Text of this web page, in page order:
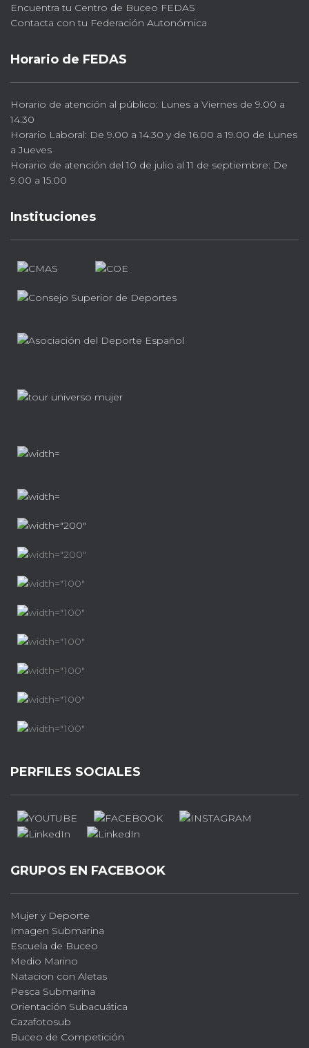
Encuentra tu Centro de Buceo FEDAS
Contacta con tu Federación Autonómica
Horario de FEDAS
Horario de atención al público: Lunes a Viernes de 9.00 a
14.30
Horario Laboral: De 9.00 a 14.30 y de 16.00 a 19.00 de Lunes
a Jueves
Horario de atención del 10 de julio al 11 de septiembre: De
9.00 a 15.00
Instituciones
PERFILES SOCIALES
GRUPOS EN FACEBOOK
Mujer y Deporte
Imagen Submarina
Escuela de Buceo
Medio Marino
Natacion con Aletas
Pesca Submarina
Orientación Subacuática
Cazafotosub
Buceo de Competición